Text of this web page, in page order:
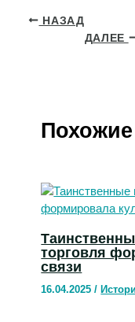
НАЗАД
ДАЛЕЕ
Похожие
торговля
связи
16.04.2025/